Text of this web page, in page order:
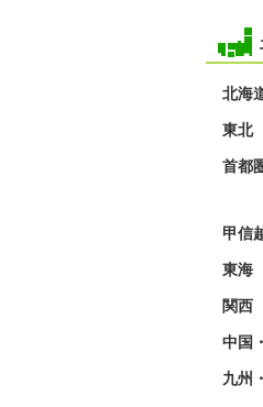
北海
東北
首都
甲信
東海
関西
中国
九州